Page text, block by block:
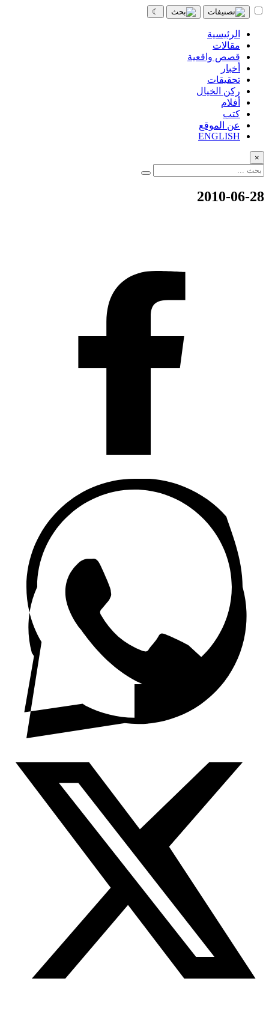
الرئيسية
مقالات
قصص واقعية
أخبار
تحقيقات
ركن الخيال
أفلام
كتب
عن الموقع
ENGLISH
2010-06-28